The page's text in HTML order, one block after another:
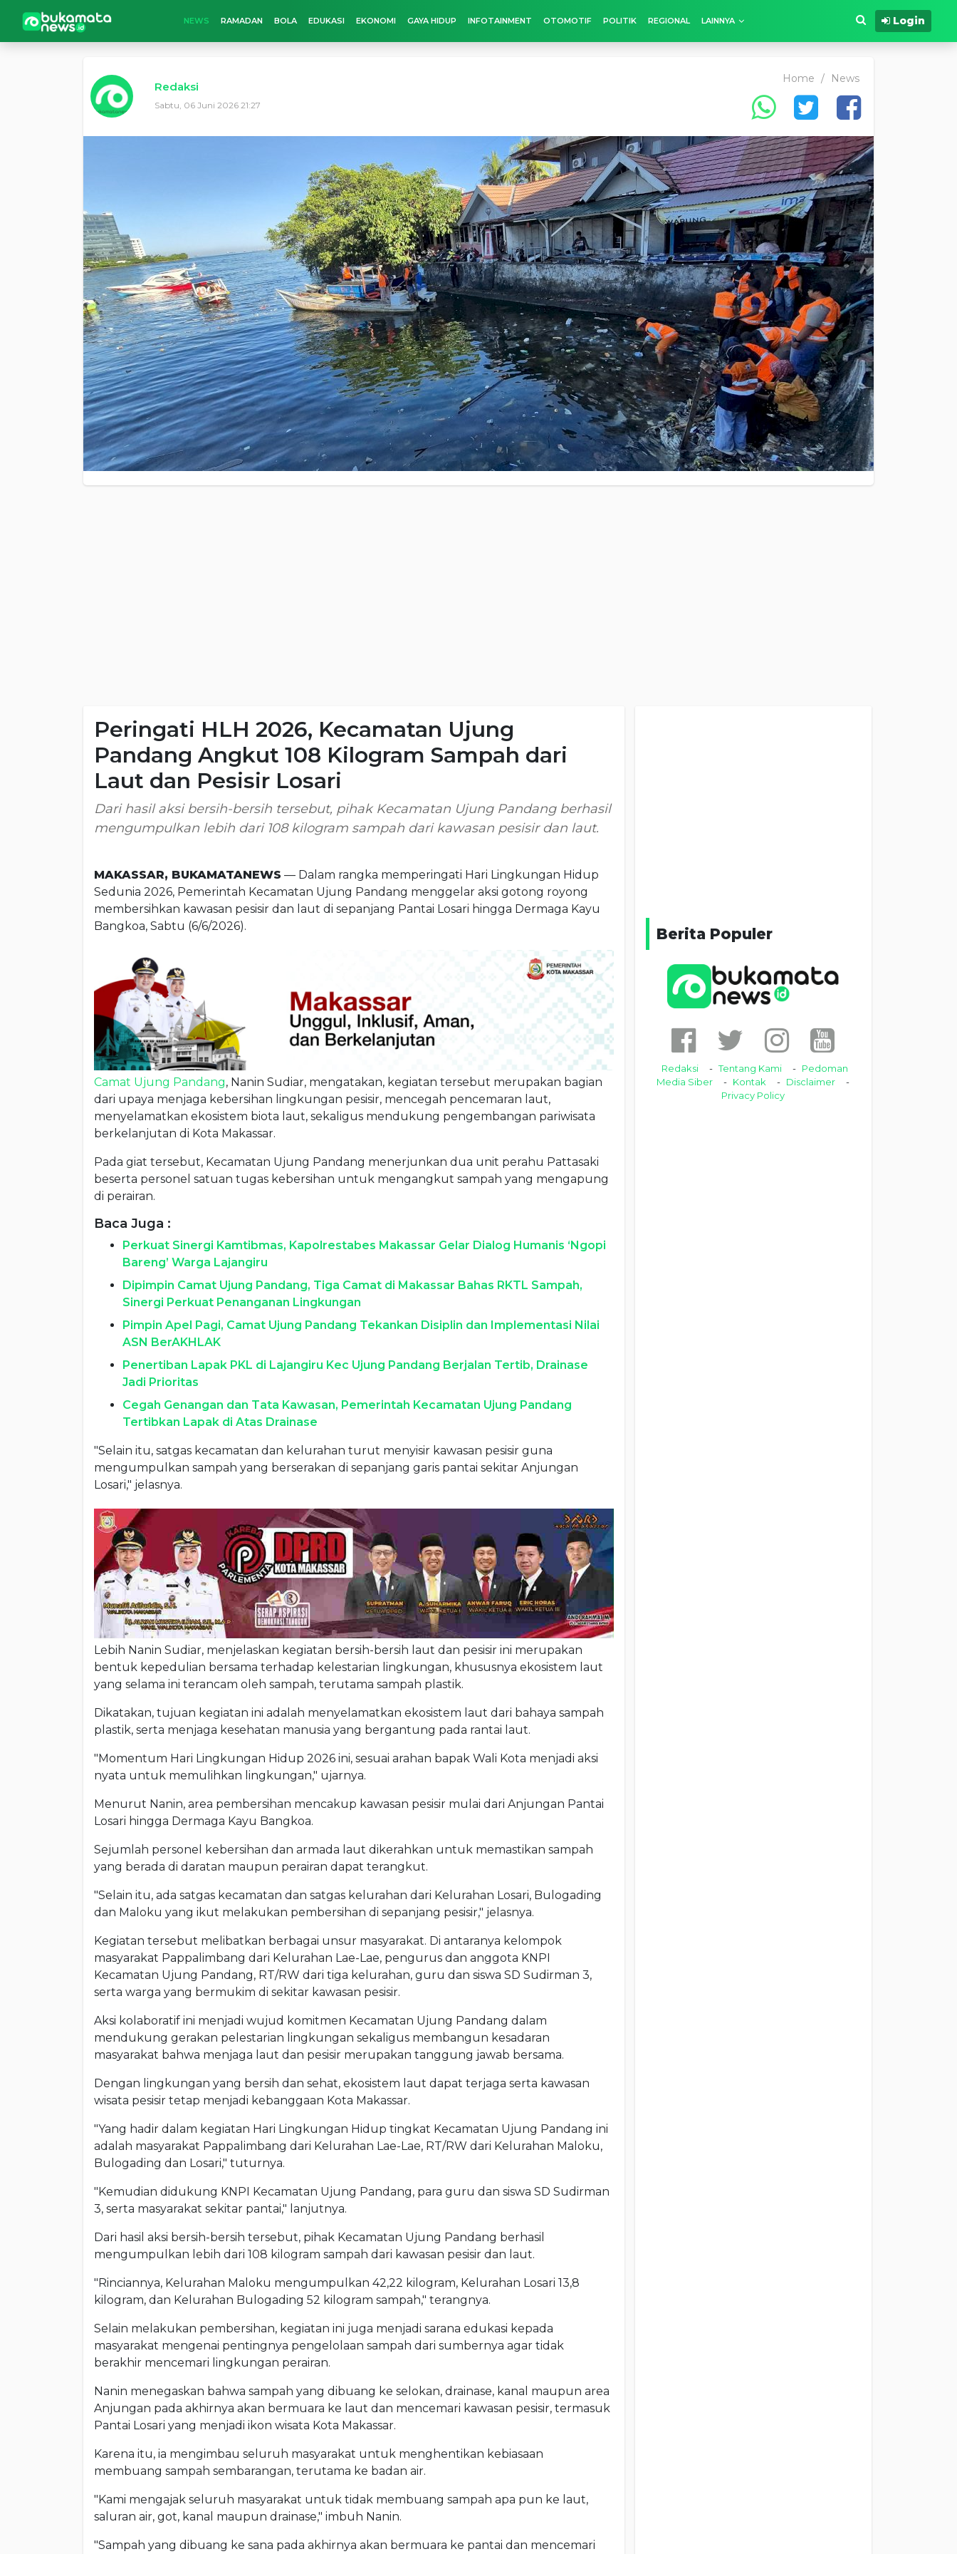
NEWS RAMADAN BOLA EDUKASI EKONOMI GAYA HIDUP INFOTAINMENT OTOMOTIF POLITIK REGIONAL LAINNYA Login
Redaksi
Sabtu, 06 Juni 2026 21:27
Home / News
Peringati HLH 2026, Kecamatan Ujung
Pandang Angkut 108 Kilogram Sampah dari
Laut dan Pesisir Losari
Dari hasil aksi bersih-bersih tersebut, pihak Kecamatan Ujung Pandang berhasil
mengumpulkan lebih dari 108 kilogram sampah dari kawasan pesisir dan laut.
MAKASSAR, BUKAMATANEWS — Dalam rangka memperingati Hari Lingkungan Hidup
Sedunia 2026, Pemerintah Kecamatan Ujung Pandang menggelar aksi gotong royong
membersihkan kawasan pesisir dan laut di sepanjang Pantai Losari hingga Dermaga Kayu
Bangkoa, Sabtu (6/6/2026).
Camat Ujung Pandang, Nanin Sudiar, mengatakan, kegiatan tersebut merupakan bagian
dari upaya menjaga kebersihan lingkungan pesisir, mencegah pencemaran laut,
menyelamatkan ekosistem biota laut, sekaligus mendukung pengembangan pariwisata
berkelanjutan di Kota Makassar.
Pada giat tersebut, Kecamatan Ujung Pandang menerjunkan dua unit perahu Pattasaki
beserta personel satuan tugas kebersihan untuk mengangkut sampah yang mengapung
di perairan.
Baca Juga :
Perkuat Sinergi Kamtibmas, Kapolrestabes Makassar Gelar Dialog Humanis ‘Ngopi
Bareng’ Warga Lajangiru
Dipimpin Camat Ujung Pandang, Tiga Camat di Makassar Bahas RKTL Sampah,
Sinergi Perkuat Penanganan Lingkungan
Pimpin Apel Pagi, Camat Ujung Pandang Tekankan Disiplin dan Implementasi Nilai
ASN BerAKHLAK
Penertiban Lapak PKL di Lajangiru Kec Ujung Pandang Berjalan Tertib, Drainase
Jadi Prioritas
Cegah Genangan dan Tata Kawasan, Pemerintah Kecamatan Ujung Pandang
Tertibkan Lapak di Atas Drainase
"Selain itu, satgas kecamatan dan kelurahan turut menyisir kawasan pesisir guna
mengumpulkan sampah yang berserakan di sepanjang garis pantai sekitar Anjungan
Losari," jelasnya.
Lebih Nanin Sudiar, menjelaskan kegiatan bersih-bersih laut dan pesisir ini merupakan
bentuk kepedulian bersama terhadap kelestarian lingkungan, khususnya ekosistem laut
yang selama ini terancam oleh sampah, terutama sampah plastik.
Dikatakan, tujuan kegiatan ini adalah menyelamatkan ekosistem laut dari bahaya sampah
plastik, serta menjaga kesehatan manusia yang bergantung pada rantai laut.
"Momentum Hari Lingkungan Hidup 2026 ini, sesuai arahan bapak Wali Kota menjadi aksi
nyata untuk memulihkan lingkungan," ujarnya.
Menurut Nanin, area pembersihan mencakup kawasan pesisir mulai dari Anjungan Pantai
Losari hingga Dermaga Kayu Bangkoa.
Sejumlah personel kebersihan dan armada laut dikerahkan untuk memastikan sampah
yang berada di daratan maupun perairan dapat terangkut.
"Selain itu, ada satgas kecamatan dan satgas kelurahan dari Kelurahan Losari, Bulogading
dan Maloku yang ikut melakukan pembersihan di sepanjang pesisir," jelasnya.
Kegiatan tersebut melibatkan berbagai unsur masyarakat. Di antaranya kelompok
masyarakat Pappalimbang dari Kelurahan Lae-Lae, pengurus dan anggota KNPI
Kecamatan Ujung Pandang, RT/RW dari tiga kelurahan, guru dan siswa SD Sudirman 3,
serta warga yang bermukim di sekitar kawasan pesisir.
Aksi kolaboratif ini menjadi wujud komitmen Kecamatan Ujung Pandang dalam
mendukung gerakan pelestarian lingkungan sekaligus membangun kesadaran
masyarakat bahwa menjaga laut dan pesisir merupakan tanggung jawab bersama.
Dengan lingkungan yang bersih dan sehat, ekosistem laut dapat terjaga serta kawasan
wisata pesisir tetap menjadi kebanggaan Kota Makassar.
"Yang hadir dalam kegiatan Hari Lingkungan Hidup tingkat Kecamatan Ujung Pandang ini
adalah masyarakat Pappalimbang dari Kelurahan Lae-Lae, RT/RW dari Kelurahan Maloku,
Bulogading dan Losari," tuturnya.
"Kemudian didukung KNPI Kecamatan Ujung Pandang, para guru dan siswa SD Sudirman
3, serta masyarakat sekitar pantai," lanjutnya.
Dari hasil aksi bersih-bersih tersebut, pihak Kecamatan Ujung Pandang berhasil
mengumpulkan lebih dari 108 kilogram sampah dari kawasan pesisir dan laut.
"Rinciannya, Kelurahan Maloku mengumpulkan 42,22 kilogram, Kelurahan Losari 13,8
kilogram, dan Kelurahan Bulogading 52 kilogram sampah," terangnya.
Selain melakukan pembersihan, kegiatan ini juga menjadi sarana edukasi kepada
masyarakat mengenai pentingnya pengelolaan sampah dari sumbernya agar tidak
berakhir mencemari lingkungan perairan.
Nanin menegaskan bahwa sampah yang dibuang ke selokan, drainase, kanal maupun area
Anjungan pada akhirnya akan bermuara ke laut dan mencemari kawasan pesisir, termasuk
Pantai Losari yang menjadi ikon wisata Kota Makassar.
Karena itu, ia mengimbau seluruh masyarakat untuk menghentikan kebiasaan
membuang sampah sembarangan, terutama ke badan air.
"Kami mengajak seluruh masyarakat untuk tidak membuang sampah apa pun ke laut,
saluran air, got, kanal maupun drainase," imbuh Nanin.
"Sampah yang dibuang ke sana pada akhirnya akan bermuara ke pantai dan mencemari
Berita Populer
Redaksi Tentang Kami
Pedoman
Media Siber
Kontak
Disclaimer
Privacy Policy